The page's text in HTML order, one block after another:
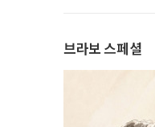
브라보 스페셜